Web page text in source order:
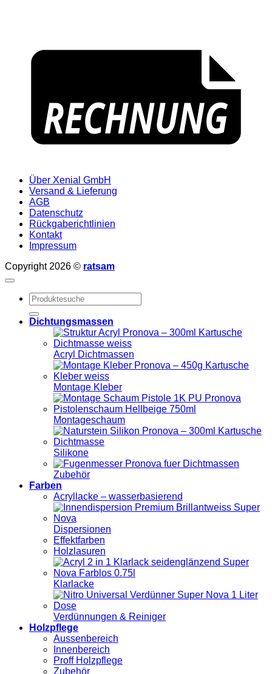
Über Xenial GmbH
Versand & Lieferung
AGB
Datenschutz
Rückgaberichtlinien
Kontakt
Impressum
Copyright 2026 © ratsam
Suchen
nach:
Dichtungsmassen
Acryl Dichtmassen
Montage Kleber
Montageschaum
Silikone
Zubehör
Farben
Acryllacke – wasserbasierend
Dispersionen
Effektfarben
Holzlasuren
Klarlacke
Verdünnungen & Reiniger
Holzpflege
Aussenbereich
Innenbereich
Proff Holzpflege
Zubehör